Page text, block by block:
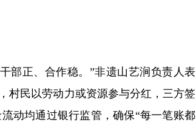
部正、合作稳。”非遗山艺涧负责人表
村民以劳动力或资源参与分红，三方签
动均通过银行监管，确保“每一笔账都